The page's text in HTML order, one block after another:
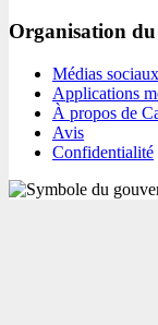
Organisation
Médias sociaux
Applications
À propos de
Avis
Confidentialité